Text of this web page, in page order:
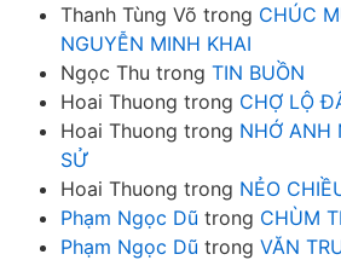
Thanh Tùng Võ trong CHÚC
NGUYỄN MINH KHAI
Ngọc Thu trong TIN BUỒN
Hoai Thuong trong CHỢ LỘ
Hoai Thuong trong NHỚ ANH
SỬ
Hoai Thuong trong NẺO
Phạm Ngọc Dũ trong CHÙM
Phạm Ngọc Dũ trong VĂN